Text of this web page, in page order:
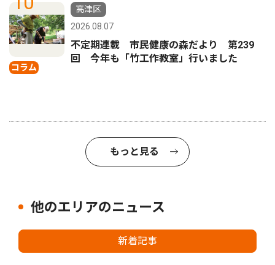
コラム
高津区
2026.08.07
不定期連載 市民健康の森だより 第239
回 今年も「竹工作教室」行いました
もっと見る
他のエリアのニュース
新着記事